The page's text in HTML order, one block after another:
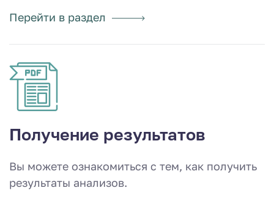
Перейти в раздел
Получение результатов
Вы можете ознакомиться с тем, как получить
результаты анализов.